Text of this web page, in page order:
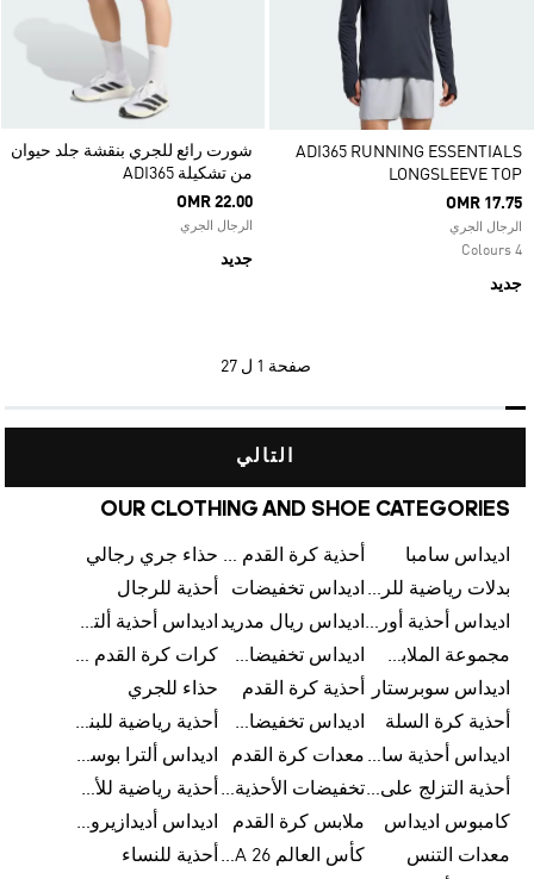
ADI365 RUNNING ESSENTIALS
LONGSLEEVE TOP
OMR 17.75
الرجال الجري
4 Colours
جديد
شورت رائع للجري بنقشة جلد حيوان
من تشكيلة ADI365
OMR 22.00
الرجال الجري
جديد
صفحة 1 ل 27
التالي
OUR CLOTHING AND SHOE CATEGORIES
اديداس سامبا أحذية كرة القدم للرجال حذاء جري رجالي
بدلات رياضية للرجال اديداس تخفيضات
أحذية للرجال
اديداس أحذية أورجينالز اديداس ريال مدريد
اديداس أحذية ألترا بوست للرجال
مجموعة الملابس الرياضية
اديداس تخفيضات للأطفال
كرات كرة القدم للرجال
اديداس سوبرستار
أحذية كرة القدم
حذاء للجري
أحذية كرة السلة
اديداس تخفيضات للرجال
أحذية رياضية للبنات
اديداس أحذية سامبا للنساء معدات كرة القدم
اديداس ألترا بوست
أحذية التزلج على اللوح للرجال
تخفيضات الأحذية للرجال
أحذية رياضية للأطفال
كامبوس اديداس
ملابس كرة القدم
اديداس أديدازيرو معدات الجري
معدات التنس
كأس العالم FIFA 26™ أحذية للنساء